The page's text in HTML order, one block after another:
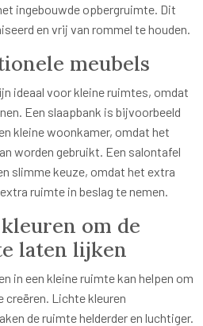
ingebouwde opbergruimte. Dit
en vrij van rommel te houden.
meubels
ideaal voor kleine ruimtes, omdat
Een slaapbank is bijvoorbeeld
kleine woonkamer, omdat het
worden gebruikt. Een salontafel
slimme keuze, omdat het extra
ruimte in beslag te nemen.
om de
laten lijken
in een kleine ruimte kan helpen om
creëren. Lichte kleuren
de ruimte helderder en luchtiger.